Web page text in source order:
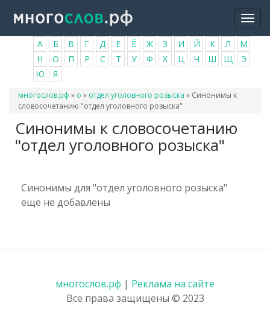
основному
содержанию
А Б В Г Д Е Ё Ж З И Й К Л
М
Н
О П Р С Т У Ф Х Ц Ч Ш Щ
Э
Ю
Я
Вы
здесь
многослов.рф » о » отдел уголовного розыска » Синонимы к
словосочетанию "отдел уголовного розыска"
Синонимы к словосочетанию
"отдел уголовного розыска"
Синонимы для "отдел уголовного розыска"
еще не добавлены
многослов.рф | Реклама на сайте
Все права защищены © 2023